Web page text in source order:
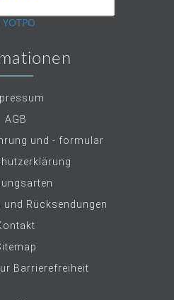
rating
AGB
und - formular
Rücksendungen
Barrierefreiheit